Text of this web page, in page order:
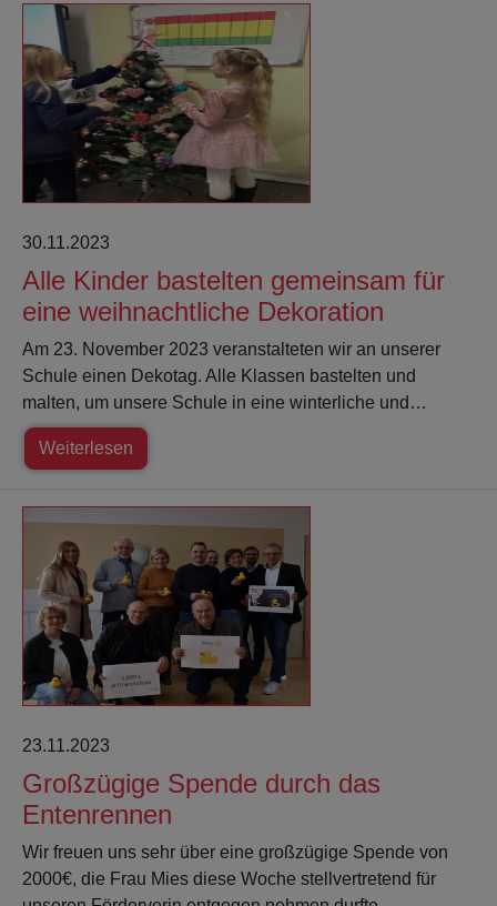
30.11.2023
Alle Kinder bastelten gemeinsam für
eine weihnachtliche Dekoration
Am 23. November 2023 veranstalteten wir an unserer
Schule einen Dekotag. Alle Klassen bastelten und
malten, um unsere Schule in eine winterliche und…
Weiterlesen
23.11.2023
Großzügige Spende durch das
Entenrennen
Wir freuen uns sehr über eine großzügige Spende von
2000€, die Frau Mies diese Woche stellvertretend für